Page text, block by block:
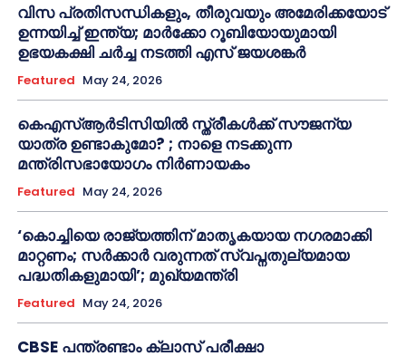
വിസ പ്രതിസന്ധികളും, തീരുവയും അമേരിക്കയോട്
ഉന്നയിച്ച് ഇന്ത്യ; മാർക്കോ റൂബിയോയുമായി
ഉഭയകക്ഷി ചർച്ച നടത്തി എസ് ജയശങ്കർ
Featured May 24, 2026
കെഎസ്ആർടിസിയിൽ സ്ത്രീകൾക്ക് സൗജന്യ
യാത്ര ഉണ്ടാകുമോ? ; നാളെ നടക്കുന്ന
മന്ത്രിസഭായോഗം നിർണായകം
Featured May 24, 2026
‘കൊച്ചിയെ രാജ്യത്തിന് മാതൃകയായ നഗരമാക്കി
മാറ്റണം; സർക്കാർ വരുന്നത് സ്വപ്നതുല്യമായ
പദ്ധതികളുമായി’; മുഖ്യമന്ത്രി
Featured May 24, 2026
CBSE പന്ത്രണ്ടാം ക്ലാസ് പരീക്ഷാ